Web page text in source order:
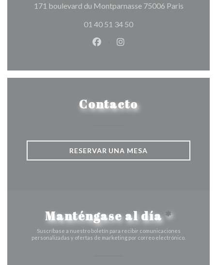
171 boulevard du Montparnasse 75006 Paris((abre en
01 40 51 34 50
Facebook ((abre en una nueva
Instagram ((abre en una
Contacto
RESERVAR UNA MESA
Manténgase al día*
Suscríbase a nuestro boletín para recibir comunicaciones
personalizadas y ofertas de marketing por correo electrónico.